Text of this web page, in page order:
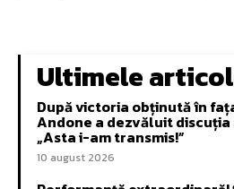
Ultimele
După victoria obținută în
Andone a dezvăluit discuția
„Asta i-am transmis!”
10 august 2026